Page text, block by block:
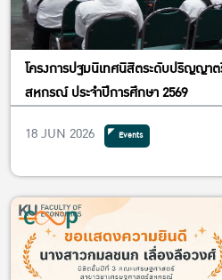
โครงการปฐมนิเทศนิสิตระดับปริญญาต
สหกรณ์ ประจำปีการศึกษา 2569
18 JUN 2026
Events